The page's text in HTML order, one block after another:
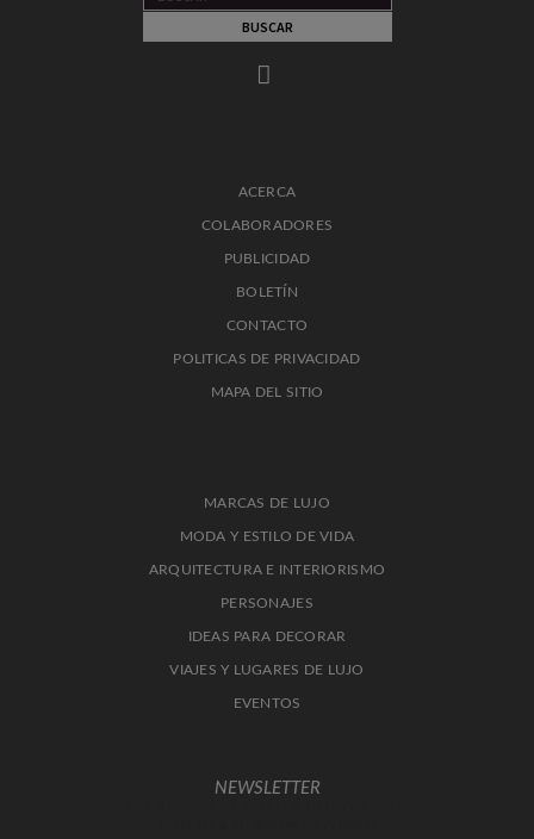
ACERCA
COLABORADORES
PUBLICIDAD
BOLETÍN
CONTACTO
POLITICAS DE PRIVACIDAD
MAPA DEL SITIO
MARCAS DE LUJO
MODA Y ESTILO DE VIDA
ARQUITECTURA E INTERIORISMO
PERSONAJES
IDEAS PARA DECORAR
VIAJES Y LUGARES DE LUJO
EVENTOS
NEWSLETTER